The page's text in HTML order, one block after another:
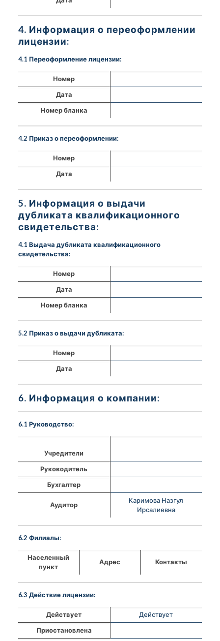
4. Информация о переоформлении
лицензии:
4.1 Переоформление лицензии:
Номер
Дата
Номер бланка
4.2 Приказ о переоформлении:
Номер
Дата
5. Информация о выдачи
дубликата квалификационного
свидетельства:
4.1 Выдача дубликата квалификационного
свидетельства:
Номер
Дата
Номер бланка
5.2 Приказ о выдачи дубликата:
Номер
Дата
6. Информация о компании:
6.1 Руководство:
Учредители
Руководитель
Бухгалтер
Аудитор
Каримова Назгул
Ирсалиевна
6.2 Филиалы:
Населенный
пункт
Адрес Контакты
6.3 Действие лицензии:
Действует
Действует
Приостановлена